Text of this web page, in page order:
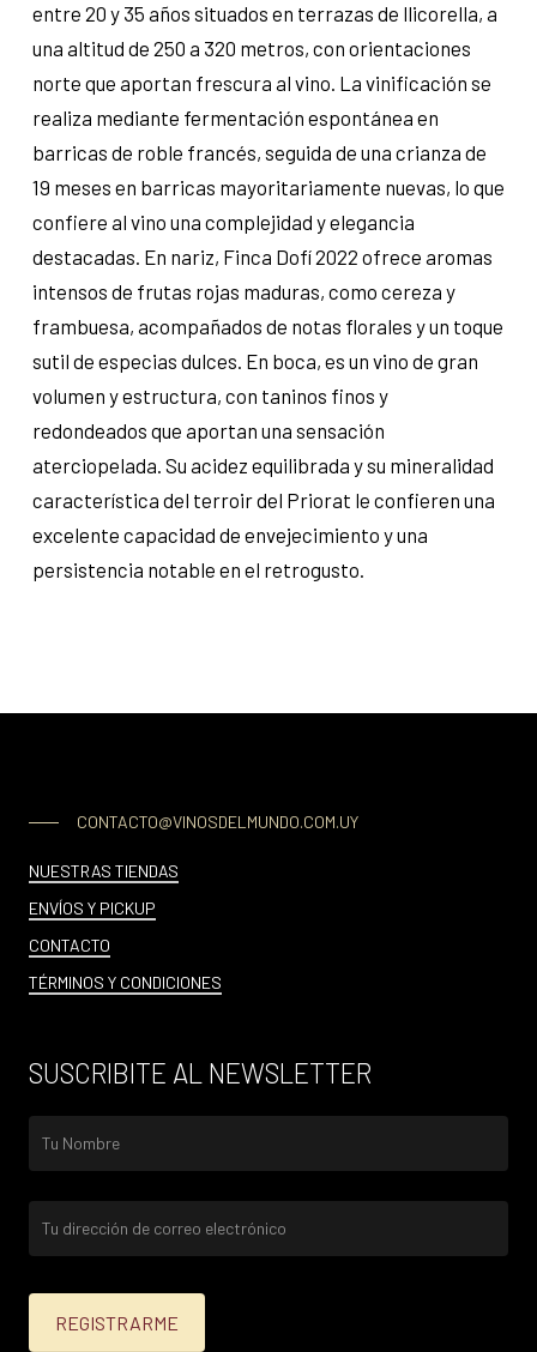
entre 20 y 35 años situados en terrazas de llicorella, a
una altitud de 250 a 320 metros, con orientaciones
norte que aportan frescura al vino. La vinificación se
realiza mediante fermentación espontánea en
barricas de roble francés, seguida de una crianza de
19 meses en barricas mayoritariamente nuevas, lo que
confiere al vino una complejidad y elegancia
destacadas.​ En nariz, Finca Dofí 2022 ofrece aromas
intensos de frutas rojas maduras, como cereza y
frambuesa, acompañados de notas florales y un toque
sutil de especias dulces. En boca, es un vino de gran
volumen y estructura, con taninos finos y
redondeados que aportan una sensación
aterciopelada. Su acidez equilibrada y su mineralidad
característica del terroir del Priorat le confieren una
excelente capacidad de envejecimiento y una
persistencia notable en el retrogusto.​
CONTACTO@VINOSDELMUNDO.COM.UY
NUESTRAS TIENDAS
ENVÍOS Y PICKUP
CONTACTO
TÉRMINOS Y CONDICIONES
SUSCRIBITE AL NEWSLETTER